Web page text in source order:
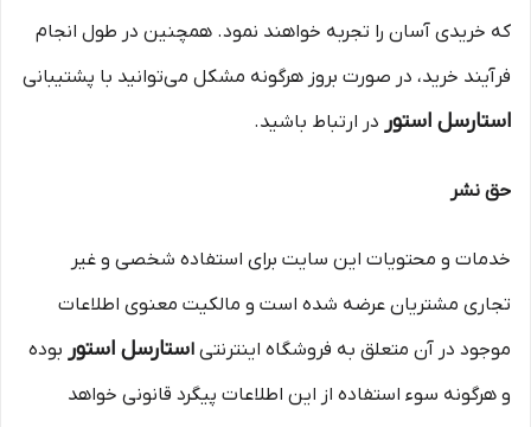
که خریدی آسان را تجربه خواهند نمود. همچنین در طول انجام
فرآیند خرید، در صورت بروز هرگونه مشکل می‌توانید با پشتیبانی
استارسل استور در ارتباط باشید.
حق نشر
خدمات و محتویات این سایت براى استفاده شخصى و غیر
تجارى مشتریان عرضه شده است و مالکیت معنوی اطلاعات
موجود در آن متعلق به فروشگاه اینترنتی استارسل استور بوده
و هرگونه سوء‌ استفاده از این اطلاعات پیگرد قانونی خواهد